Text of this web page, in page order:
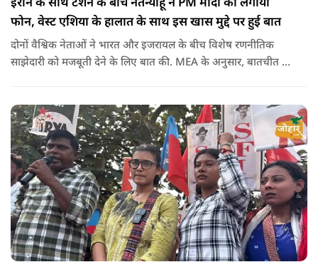
ईरान के साथ टेंशन के बीच नेतन्याहू ने PM मोदी को लगाया
फोन, वेस्ट एशिया के हालात के साथ इस खास मुद्दे पर हुई बात
दोनों वैश्विक नेताओं ने भारत और इजरायल के बीच विशेष रणनीतिक
साझेदारी को मजबूती देने के ल‍िए बात की. MEA के अनुसार, बातचीत की